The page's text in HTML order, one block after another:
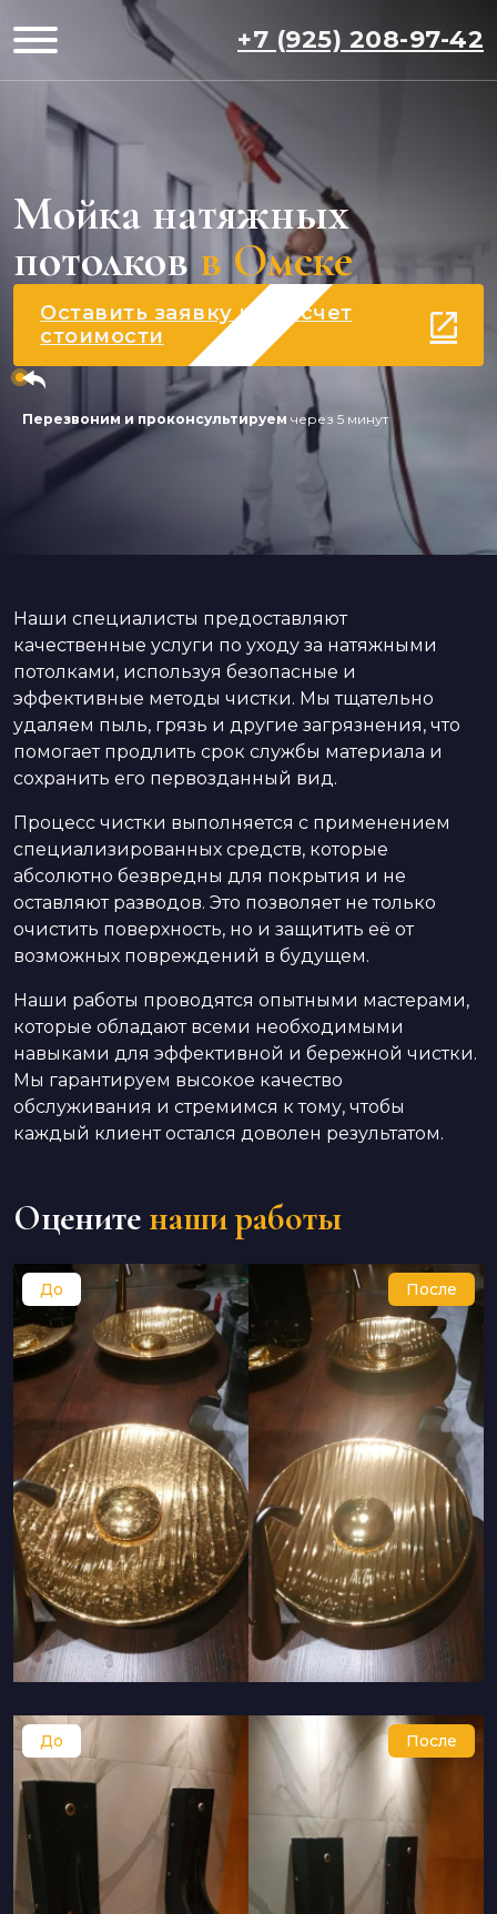
+7 (925) 208-97-42
Мойка натяжных
потолков в Омске
Оставить заявку на расчет
стоимости
Перезвоним и проконсультируем через 5 минут
Наши специалисты предоставляют
качественные услуги по уходу за натяжными
потолками, используя безопасные и
эффективные методы чистки. Мы тщательно
удаляем пыль, грязь и другие загрязнения, что
помогает продлить срок службы материала и
сохранить его первозданный вид.
Процесс чистки выполняется с применением
специализированных средств, которые
абсолютно безвредны для покрытия и не
оставляют разводов. Это позволяет не только
очистить поверхность, но и защитить её от
возможных повреждений в будущем.
Наши работы проводятся опытными мастерами,
которые обладают всеми необходимыми
навыками для эффективной и бережной чистки.
Мы гарантируем высокое качество
обслуживания и стремимся к тому, чтобы
каждый клиент остался доволен результатом.
Оцените наши работы